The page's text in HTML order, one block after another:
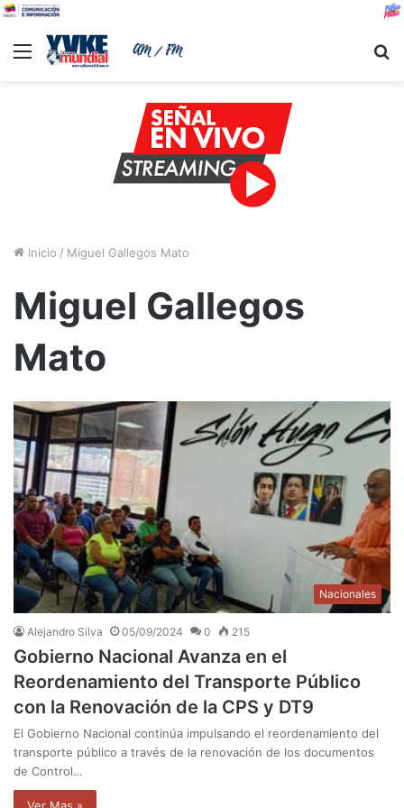
Menu
Inicio / Miguel Gallegos Mato
Miguel Gallegos
Mato
Nacionales
Alejandro Silva 05/09/2024 0 215
Gobierno Nacional Avanza en el
Reordenamiento del Transporte Público
con la Renovación de la CPS y DT9
El Gobierno Nacional continúa impulsando el reordenamiento del
transporte público a través de la renovación de los documentos
de Control…